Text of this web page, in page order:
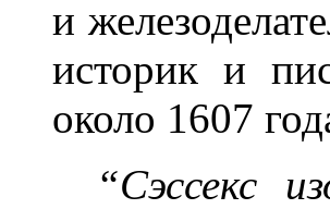
и
историк и
около 1607
“Сэссекс